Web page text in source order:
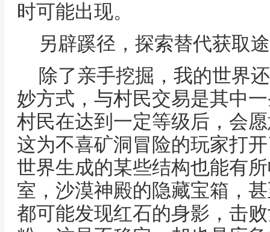
时可能出现。
另辟蹊径，探索替代获取
除了亲手挖掘，我的世界
妙方式，与村民交易是其中
村民在达到一定等级后，会
这为不喜矿洞冒险的玩家打
世界生成的某些结构也能有
室，沙漠神殿的隐藏宝箱，
都可能发现红石的身影，击